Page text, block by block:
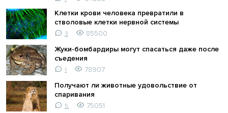
Клетки крови человека превратили в
стволовые клетки нервной системы
3
85500
Жуки-бомбардиры могут спасаться даже после
съедения
1
78907
Получают ли животные удовольствие от
спаривания
5
75051